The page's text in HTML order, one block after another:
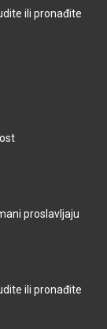
ili pronađite
proslavljaju
ili pronađite